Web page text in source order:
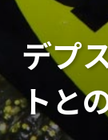
デプ
トと